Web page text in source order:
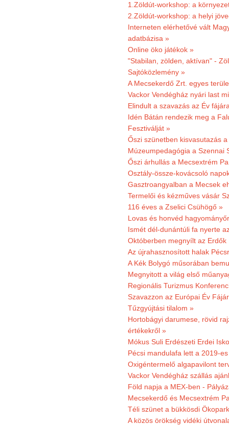
1.Zöldút-workshop: a
2.Zöldút-workshop: a helyi
Interneten elérhetővé vált
adatbázisa »
Online öko játékok »
"Stabilan, zölden, aktívan" -
Sajtóközlemény »
A Mecsekerdő Zrt. egyes
Vackor Vendégház nyári last
Elindult a szavazás az Év
Idén Bátán rendezik meg a
Fesztiválját »
Őszi szünetben kisvasutazás
Múzeumpedagógia a Szennai
Őszi árhullás a Mecsextrém
Osztály-össze-kovácsoló
Gasztroangyalban a Mecsek
Termelői és kézműves vásár
116 éves a Zselici Csühögő »
Lovas és honvéd
Ismét dél-dunántúli fa nyerte
Októberben megnyílt az
Az újrahasznosított halak
A Kék Bolygó műsorában
Megnyitott a világ első
Regionális Turizmus
Szavazzon az Európai Év
Tűzgyújtási tilalom »
Hortobágyi darumese, rövid
értékekről »
Mókus Suli Erdészeti Erdei
Pécsi mandulafa lett a 2019-
Oxigéntermelő algapavilont
Vackor Vendégház szállás
Föld napja a MEX-ben -
Mecsekerdő és Mecsextrém
Téli szünet a bükkösdi
A közös örökség vidéki